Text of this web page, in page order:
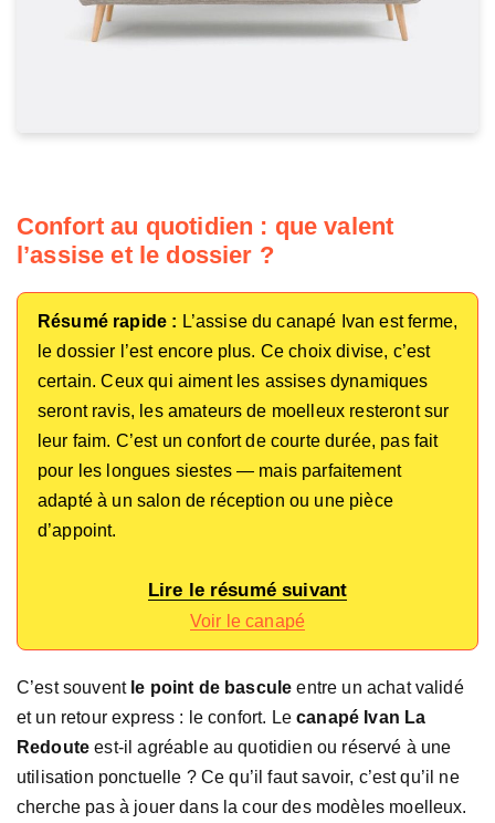
Confort au quotidien : que valent
l’assise et le dossier ?
Résumé rapide : L’assise du canapé Ivan est ferme,
le dossier l’est encore plus. Ce choix divise, c’est
certain. Ceux qui aiment les assises dynamiques
seront ravis, les amateurs de moelleux resteront sur
leur faim. C’est un confort de courte durée, pas fait
pour les longues siestes — mais parfaitement
adapté à un salon de réception ou une pièce
d’appoint.
Lire le résumé suivant
Voir le canapé
C’est souvent le point de bascule entre un achat validé
et un retour express : le confort. Lecanapé Ivan La
Redoute est-il agréable au quotidien ou réservé à une
utilisation ponctuelle ? Ce qu’il faut savoir, c’est qu’il ne
cherche pas à jouer dans la cour des modèles moelleux.